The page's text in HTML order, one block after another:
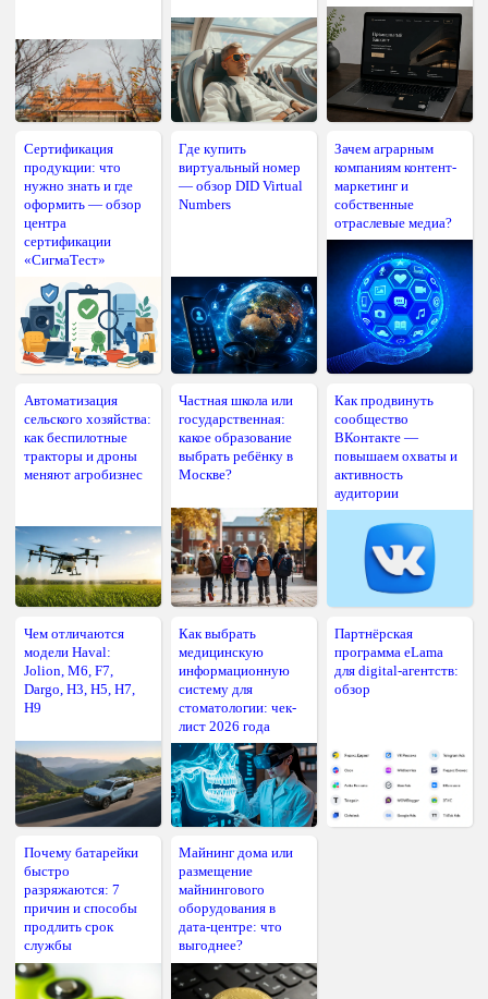
Сертификация
продукции: что
нужно знать и где
оформить — обзор
центра
сертификации
«СигмаТест»
Где купить
виртуальный номер
— обзор DID Virtual
Numbers
Зачем аграрным
компаниям контент-
маркетинг и
собственные
отраслевые медиа?
Автоматизация
сельского хозяйства:
как беспилотные
тракторы и дроны
меняют агробизнес
Частная школа или
государственная:
какое образование
выбрать ребёнку в
Москве?
Как продвинуть
сообщество
ВКонтакте —
повышаем охваты и
активность
аудитории
Чем отличаются
модели Haval:
Jolion, M6, F7,
Dargo, H3, H5, H7,
H9
Как выбрать
медицинскую
информационную
систему для
стоматологии: чек-
лист 2026 года
Партнёрская
программа eLama
для digital-агентств:
обзор
Почему батарейки
быстро
разряжаются: 7
причин и способы
продлить срок
службы
Майнинг дома или
размещение
майнингового
оборудования в
дата-центре: что
выгоднее?